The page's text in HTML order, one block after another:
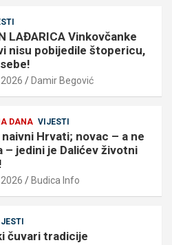
LAĐARICA Vinkovčanke
nisu pobijedile štopericu,
Damir Begović
DANA VIJESTI
naivni Hrvati; novac – a ne
– jedini je Dalićev životni
Budica Info
čuvari tradicije